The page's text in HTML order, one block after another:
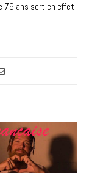
76 ans sort en effet